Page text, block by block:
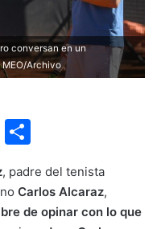
conversan en un
MEO/Archivo
X
m
p
, padre del tenista
Carlos Alcaraz,
de opinar con lo que